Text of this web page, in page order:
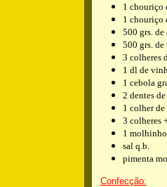
1 chouriço
1 chouriço
500 grs. de
500 grs.
3 colheres
1 dl de
1 cebola
2 dentes
1 colher de
3 colheres
1
sal q.b.
pimenta
Confecção: